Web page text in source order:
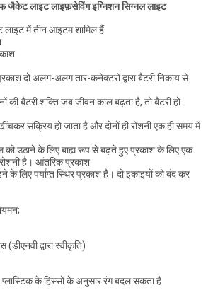
जैकेट लाइट लाइफ़सेविंग इग्निशन सिग्नल लाइट
में तीन आइटम शामिल हैं:
दो अलग-अलग तार-कनेक्टरों द्वारा बैटरी निकाय से
की बैटरी शक्ति जब जीवन काल बढ़ता है, तो बैटरी हो
सक्रिय हो जाता है और दोनों ही रोशनी एक ही समय में
को उठाने के लिए बाह्य रूप से बढ़ते हुए प्रकाश के लिए एक
है। आंतरिक प्रकाश
लिए पर्याप्त स्थिर प्रकाश है। दो इकाइयों को बंद कर
द्वारा स्वीकृति)
प्लास्टिक के हिस्सों के अनुसार रंग बदल सकता है